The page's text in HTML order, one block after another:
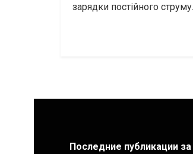
зарядки постійного струму.
Последние публикации